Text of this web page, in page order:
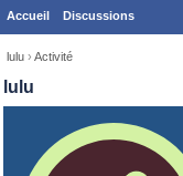
Accueil Discussions
lulu › Activité
lulu